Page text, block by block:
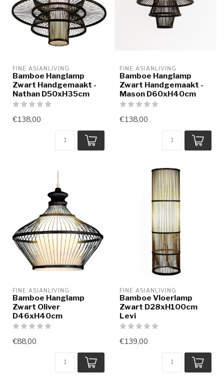
FINE ASIANLIVING
Bamboe Hanglamp
Zwart Handgemaakt -
Nathan D50xH35cm
€138,00
FINE ASIANLIVING
Bamboe Hanglamp
Zwart Handgemaakt -
Mason D60xH40cm
€138,00
FINE ASIANLIVING
Bamboe Hanglamp
Zwart Oliver
D46xH40cm
€88,00
FINE ASIANLIVING
Bamboe Vloerlamp
Zwart D28xH100cm
Levi
€139,00